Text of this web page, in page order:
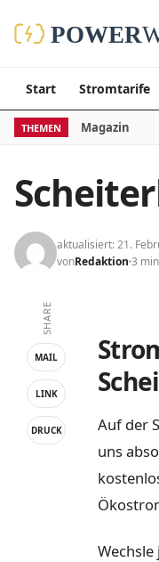
Start Stromtarife
THEMEN Magazin
aktualisiert: 21.
vonRedaktion 3
SHARE
MAIL
LINK
DRUCK
Auf der
uns